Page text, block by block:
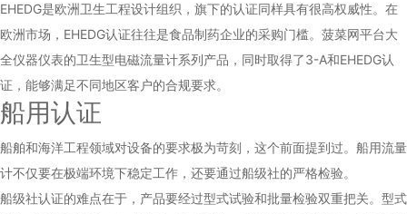
EHEDG是欧洲卫生工程设计组织，旗下的认证同样具有很高权威性。在
欧洲市场，EHEDG认证往往是食品制药企业的采购门槛。菠菜网平台大
全仪器仪表的卫生型电磁流量计系列产品，同时取得了3-A和EHEDG认
证，能够满足不同地区客户的合规要求。
船用认证
船舶和海洋工程领域对设备的要求极为苛刻，这个前面提到过。船用流量
计不仅要在极端环境下稳定工作，还要通过船级社的严格检验。
船级社认证的难点在于，产品要经过型式试验和批量检验双重把关。型式